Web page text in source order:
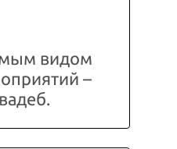
видом
–